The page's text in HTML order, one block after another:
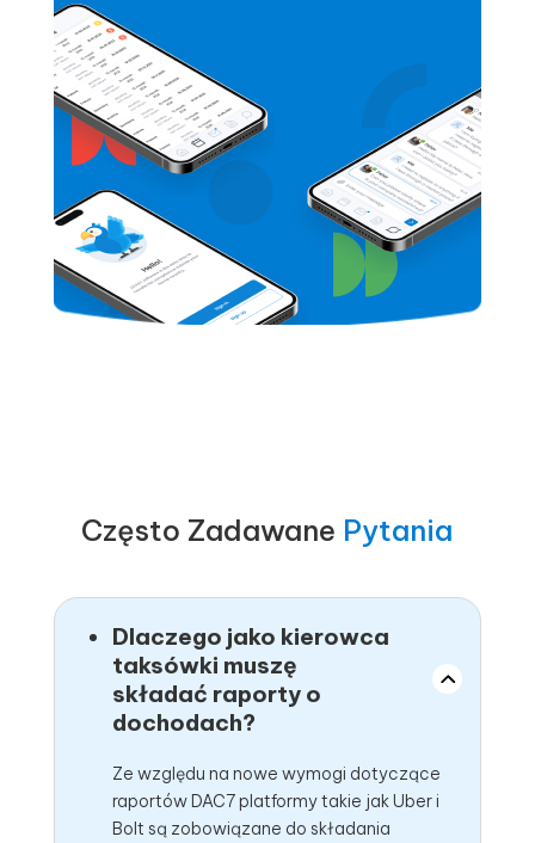
Często Zadawane Pytania
Dlaczego jako kierowca
taksówki muszę
składać raporty o
dochodach?
Ze względu na nowe wymogi dotyczące
raportów DAC7 platformy takie jak Uber i
Bolt są zobowiązane do składania